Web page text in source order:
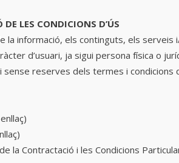
LES CONDICIONS D’ÚS
la informació, els continguts, els
d’usuari, ja sigui persona física o
sense reserves dels termes i
la Contractació i les Condicions